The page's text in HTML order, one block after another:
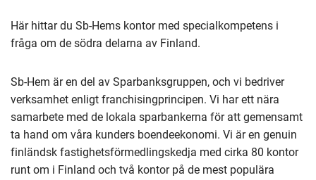
Här hittar du Sb-Hems kontor med specialkompetens i
fråga om de södra delarna av Finland.
Sb-Hem är en del av Sparbanksgruppen, och vi bedriver
verksamhet enligt franchisingprincipen. Vi har ett nära
samarbete med de lokala sparbankerna för att gemensamt
ta hand om våra kunders boendeekonomi. Vi är en genuin
finländsk fastighetsförmedlingskedja med cirka 80 kontor
runt om i Finland och två kontor på de mest populära